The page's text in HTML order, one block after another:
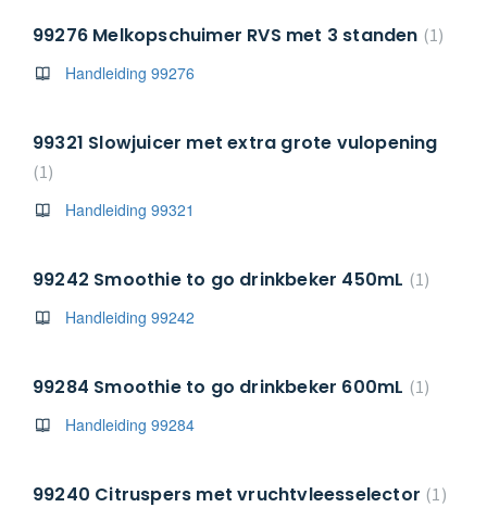
99276 Melkopschuimer RVS met 3 standen 1
Handleiding 99276
99321 Slowjuicer met extra grote vulopening
1
Handleiding 99321
99242 Smoothie to go drinkbeker 450mL
1
Handleiding 99242
99284 Smoothie to go drinkbeker 600mL
1
Handleiding 99284
99240 Citruspers met vruchtvleesselector 1